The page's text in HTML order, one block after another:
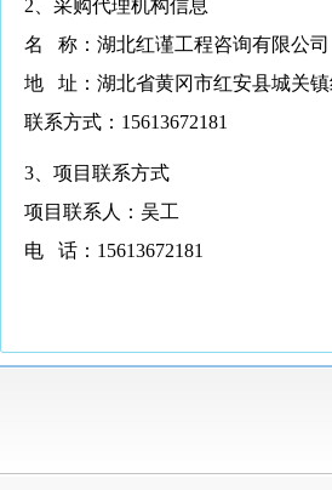
2 、采购代理机构信息
名
称：湖北红谨工程咨询有限公司
地
址：湖北省黄冈市红安县城关
联系方式： 15613672181
3 、项目联系方式
项目联系人：吴工
电
话： 15613672181